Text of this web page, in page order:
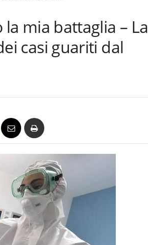
mia battaglia – La
casi guariti dal